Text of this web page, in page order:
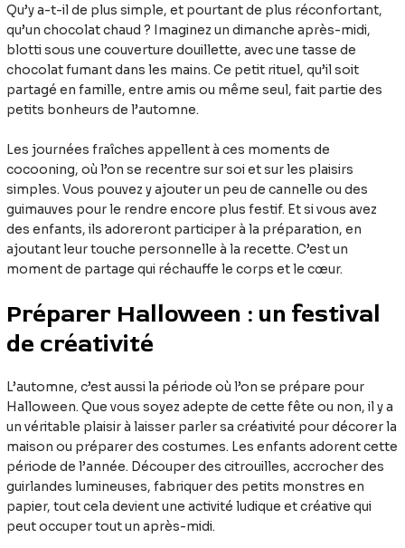
Qu’y a-t-il de plus simple, et pourtant de plus réconfortant,
qu’un chocolat chaud ? Imaginez un dimanche après-midi,
blotti sous une couverture douillette, avec une tasse de
chocolat fumant dans les mains. Ce petit rituel, qu’il soit
partagé en famille, entre amis ou même seul, fait partie des
petits bonheurs de l’automne.
Les journées fraîches appellent à ces moments de
cocooning, où l’on se recentre sur soi et sur les plaisirs
simples. Vous pouvez y ajouter un peu de cannelle ou des
guimauves pour le rendre encore plus festif. Et si vous avez
des enfants, ils adoreront participer à la préparation, en
ajoutant leur touche personnelle à la recette. C’est un
moment de partage qui réchauffe le corps et le cœur.
Préparer Halloween : un festival
de créativité
L’automne, c’est aussi la période où l’on se prépare pour
Halloween. Que vous soyez adepte de cette fête ou non, il y a
un véritable plaisir à laisser parler sa créativité pour décorer la
maison ou préparer des costumes. Les enfants adorent cette
période de l’année. Découper des citrouilles, accrocher des
guirlandes lumineuses, fabriquer des petits monstres en
papier, tout cela devient une activité ludique et créative qui
peut occuper tout un après-midi.